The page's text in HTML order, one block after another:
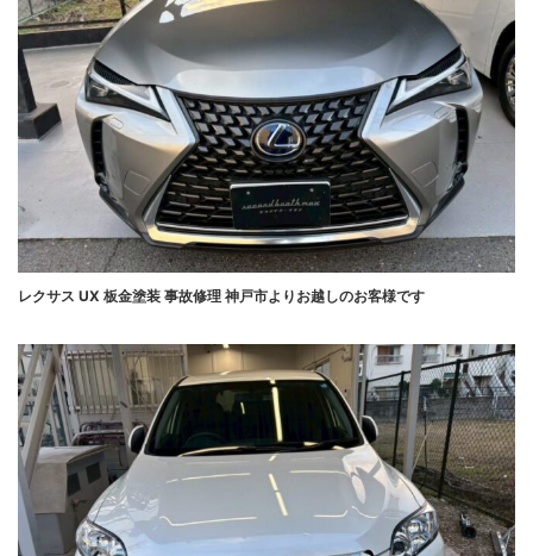
レクサス UX 板金塗装 事故修理 神戸市よりお越しのお客様です